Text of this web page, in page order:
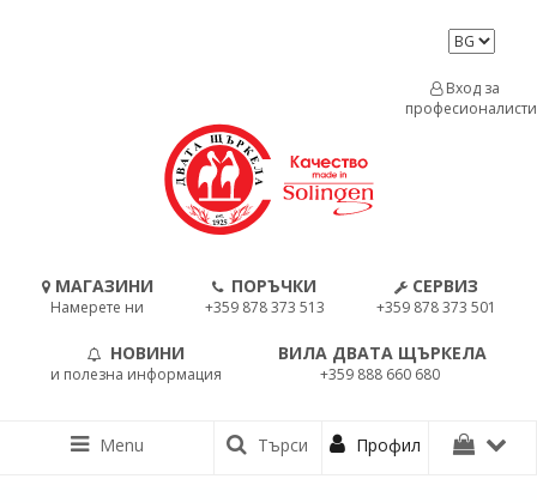
МАГАЗИНИ
Намерете ни
ПОРЪЧКИ
+359 878 373 513
СЕРВИЗ
+359 878 373 501
НОВИНИ
и полезна информация
ВИЛА ДВАТА ЩЪРКЕЛА
+359 888 660 680
Вход за
професионалисти
Menu Търси Профил